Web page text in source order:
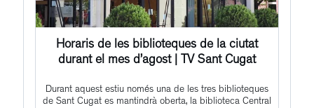
Horaris de les biblioteques de la ciutat
durant el mes d’agost | TV Sant Cugat
Durant aquest estiu només una de les tres biblioteques
de Sant Cugat es mantindrà oberta, la biblioteca Central